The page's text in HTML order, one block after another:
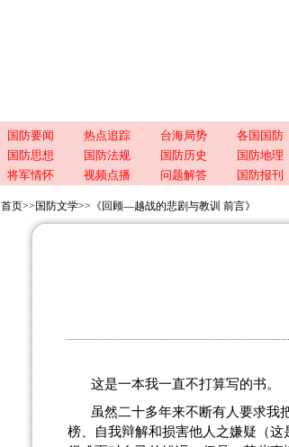
国防要闻 热点追踪 台海局势 各国国防
国防思想 国防法规 国防历史 国防地理
将军情怀 视频点播 问题解答 国防报刊
首页>> 国防文学>> 《回顾—越战的悲剧与教训 前言》
这是一本我一直不打算写的书。
虽然二十多年来不断有人要求我
榜、自我辩解和损害他人之嫌疑（